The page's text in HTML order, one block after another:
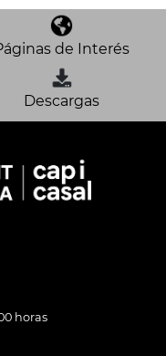
de Interés
Descargas
horas